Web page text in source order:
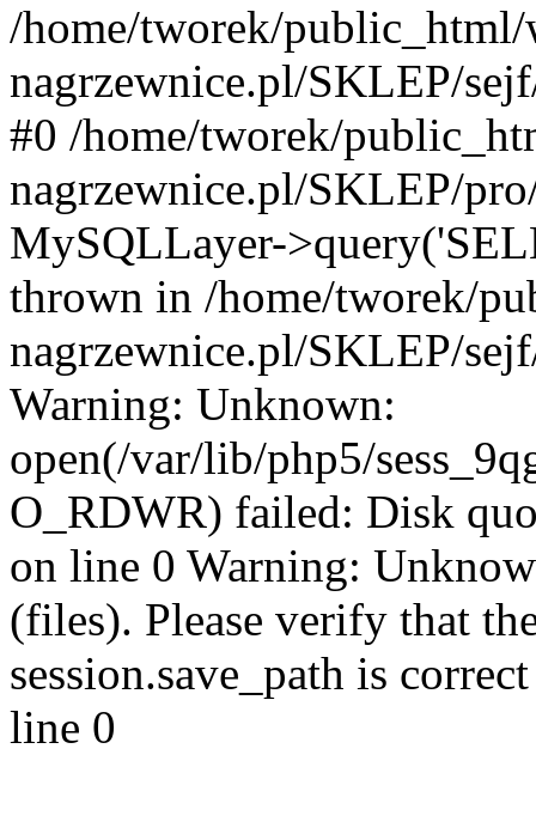
/home/tworek/public_html/
nagrzewnice.pl/SKLEP/
#0 /home/tworek/
nagrzewnice.pl/SKLEP/
MySQLLayer-
thrown in /home/tworek/
nagrzewnice.pl/SKLEP/
Warning: Unknown:
open(/var/lib/php5/
O_RDWR) failed: Disk
on line 0 Warning:
(files). Please verify that
session.save_path is
line 0